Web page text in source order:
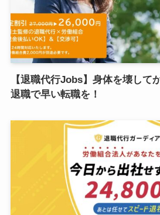
【退職代行Jobs】身体を壊して
退職で早い転職を！